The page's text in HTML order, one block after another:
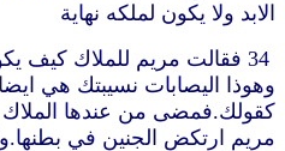
الابد ولا يكون لملكه نهاية